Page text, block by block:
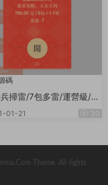
碼
掃雷/7包多雷/運營級/無
後門/已對接支付/内置詳細
01-21 30
Theme. All rights